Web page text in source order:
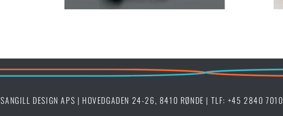
SANGILL DESIGN APS | HOVEDGADEN 24-26, 8410 RØNDE | TLF: +45 2840 7010